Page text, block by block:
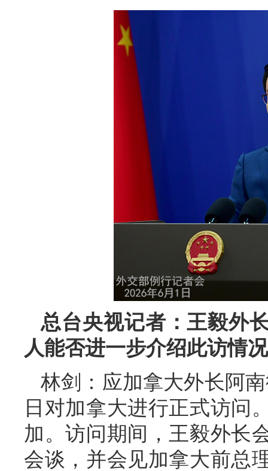
总台央视记者：王毅外
人能否进一步介绍此访情
林剑：应加拿大外长阿
日对加拿大进行正式访问
加。访问期间，王毅外长
会谈，并会见加拿大前总